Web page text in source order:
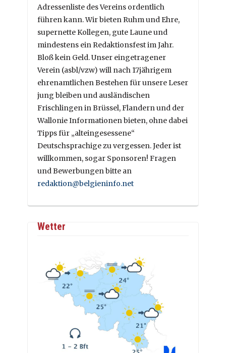
Adressenliste des Vereins ordentlich
führen kann. Wir bieten Ruhm und Ehre,
supernette Kollegen, gute Laune und
mindestens ein Redaktionsfest im Jahr.
Bloß kein Geld. Unser eingetragener
Verein (asbl/vzw) will nach 17jährigem
ehrenamtlichen Bestehen für unsere Leser
jung bleiben und ausländischen
Frischlingen in Brüssel, Flandern und der
Wallonie Informationen bieten, ohne dabei
Tipps für „alteingesessene“
Deutschsprachige zu vergessen. Jeder ist
willkommen, sogar Sponsoren! Fragen
und Bewerbungen bitte an
redaktion@belgieninfo.net
Wetter